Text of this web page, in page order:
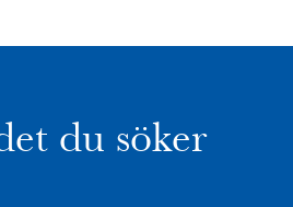
du söker